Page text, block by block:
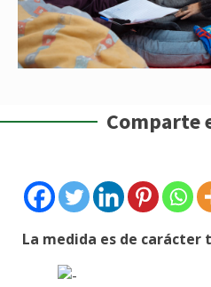
Comparte
La medida es de carácter